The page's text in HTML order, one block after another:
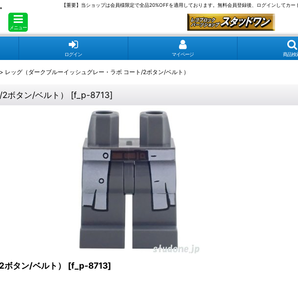
【重要】当ショップは会員様限定で全品20%OFFを適用しております。無料会員登録後、ログインしてカー
メニュー
ログイン マイページ 商品検
> レッグ（ダークブルーイッシュグレー・ラボ コート/2ボタン/ベルト）
ボタン/ベルト） [f_p-8713]
タン/ベルト） [f_p-8713]